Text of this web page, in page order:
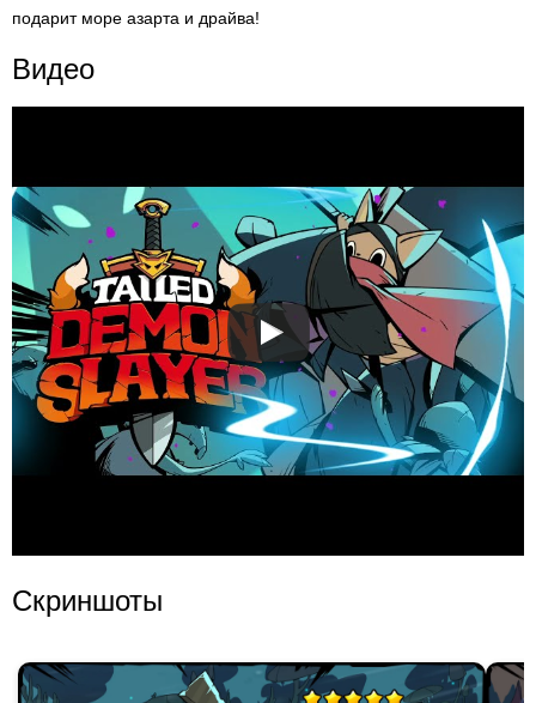
подарит море азарта и драйва!
Видео
Скриншоты